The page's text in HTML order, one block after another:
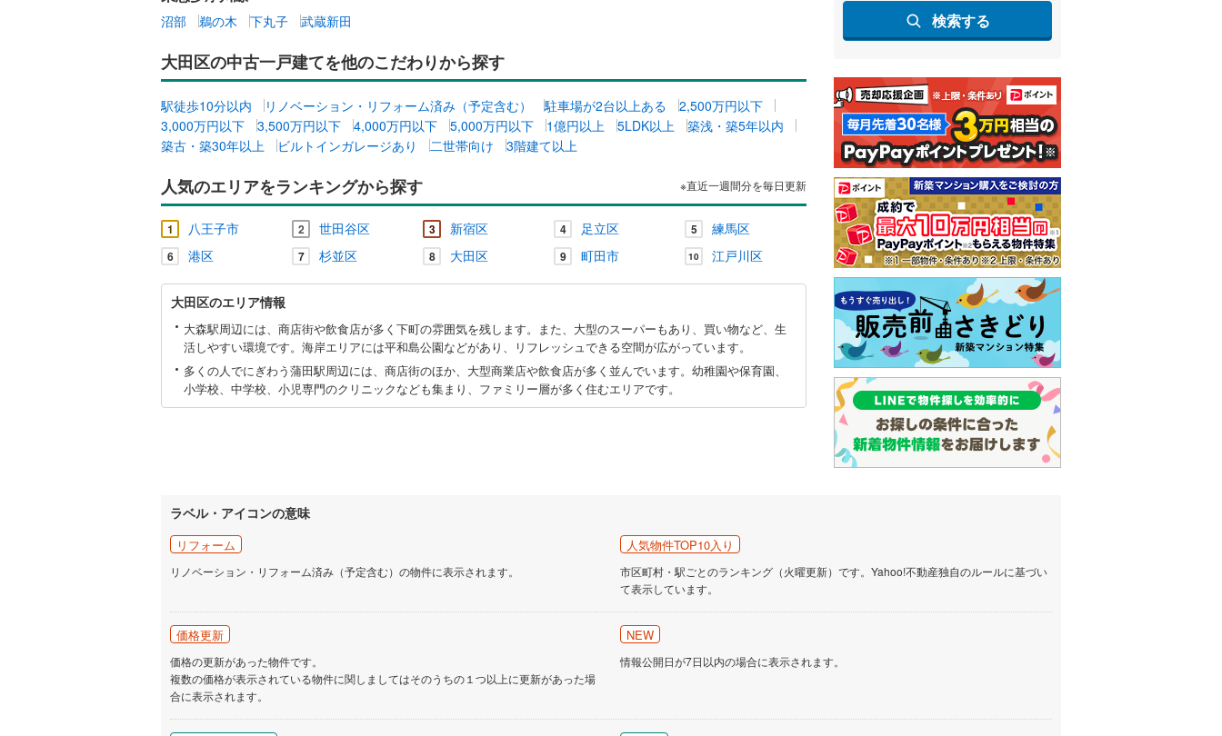
沼部 鵜の木 下丸子 武蔵新田
大田区の中古一戸建てを他のこだわりから探す
駅徒歩10分以内 リノベーション・リフォーム済み（予定含む） 駐車場が2台以上ある
2,500万円以下
3,000万円以下
3,500万円以下 4,000万円以下 5,000万円以下 1億円以上 5LDK以上
築浅・築5年以内
築古・築30年以上
ビルトインガレージあり 二世帯向け 3階建て以上
人気のエリアをランキングから探す ※直近一週間分を毎日更新
1 八王子市 2 世田谷区 3 新宿区 4 足立区 5 練馬区
6 港区 7 杉並区 8 大田区 9 町田市 10 江戸川区
大
田
区
情
大田区のエリア情報
大森駅周辺には、商店街や飲食店が多く下町の雰囲気を残します。また、大型のスーパーもあり、買い物など、生
活しやすい環境です。海岸エリアには平和島公園などがあり、リフレッシュできる空間が広がっています。
多くの人でにぎわう蒲田駅周辺には、商店街のほか、大型商業店や飲食店が多く並んでいます。幼稚園や保育園、
小学校、中学校、小児専門のクリニックなども集まり、ファミリー層が多く住むエリアです。
検索する
ラベル・アイコンの意味
リフォーム
リノベーション・リフォーム済み（予定含む）の物件に表示されます。
人気物件TOP10入り
市区町村・駅ごとのランキング（火曜更新）です。Yahoo!不動産独自のルールに基づい
て表示しています。
価格更新
価格の更新があった物件です。
複数の価格が表示されている物件に関しましてはそのうちの１つ以上に更新があった場
合に表示されます。
NEW
情報公開日が7日以内の場合に表示されます。